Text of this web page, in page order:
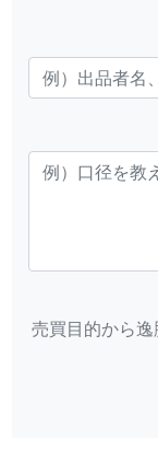
売買目的から